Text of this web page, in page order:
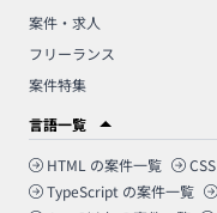
案件・求人
フリーランス
案件特集
言語一覧
HTML の案件一覧 CSS
TypeScript の案件一覧